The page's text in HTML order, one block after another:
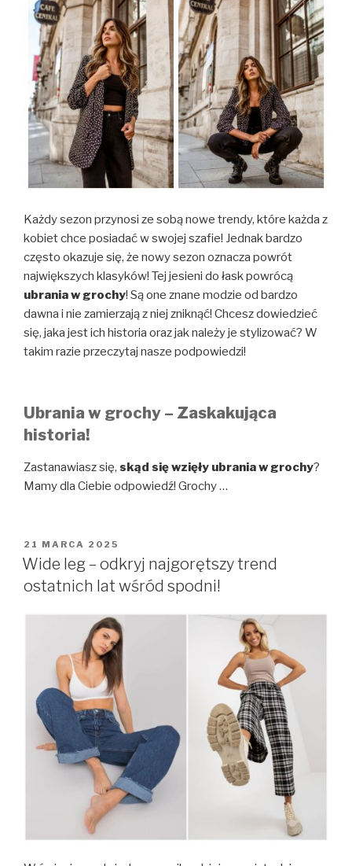
Każdy sezon przynosi ze sobą nowe trendy, które każda z
kobiet chce posiadać w swojej szafie! Jednak bardzo
często okazuje się, że nowy sezon oznacza powrót
największych klasyków! Tej jesieni do łask powrócą
ubrania w grochy! Są one znane modzie od bardzo
dawna i nie zamierzają z niej zniknąć! Chcesz dowiedzieć
się, jaka jest ich historia oraz jak należy je stylizować? W
takim razie przeczytaj nasze podpowiedzi!
Ubrania w grochy – Zaskakująca
historia!
Zastanawiasz się, skąd się wzięły ubrania w grochy?
Mamy dla Ciebie odpowiedź! Grochy…
OPUBLIKOWANE
W
21 MARCA 2025
Wide leg – odkryj najgorętszy trend
ostatnich lat wśród spodni!